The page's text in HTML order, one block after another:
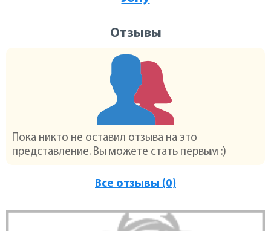
Отзывы
Пока никто не оставил отзыва на это
представление. Вы можете стать первым :)
Все отзывы (0)